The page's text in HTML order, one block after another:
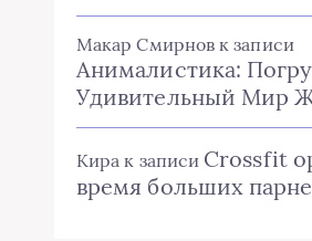
Макар Смирнов к записи
Анималистика:
Удивительный Мир
Кира к записи Crossfit
время больших